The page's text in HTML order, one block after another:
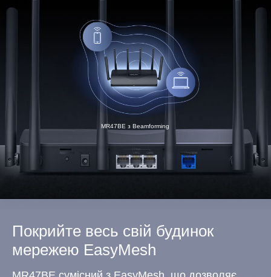
MR47BE з Beamforming
Покрийте весь свій будинок
мережею EasyMesh